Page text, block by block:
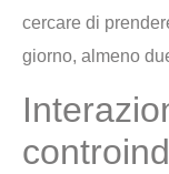
cercare di
giorno, almeno